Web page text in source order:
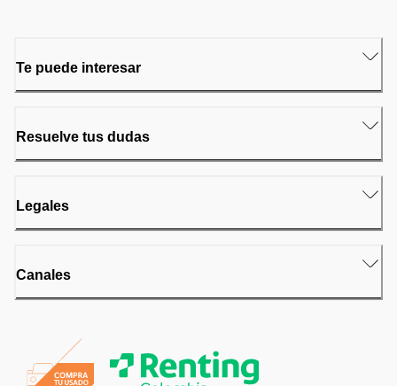
Te puede interesar
Resuelve tus dudas
Legales
Canales